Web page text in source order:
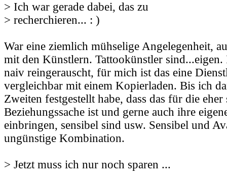
> Ich war gerade dabei, das zu
> recherchieren... : )
War eine ziemlich mühselige Angelegenheit,
mit den Künstlern. Tattookünstler
naiv reingerauscht, für mich ist das eine
vergleichbar mit einem Kopierladen. Bis ich
Zweiten festgestellt habe, dass das für die eher
Beziehungssache ist und gerne auch ihre
einbringen, sensibel sind usw. Sensibel und
ungünstige Kombination.
> Jetzt muss ich nur noch sparen ...